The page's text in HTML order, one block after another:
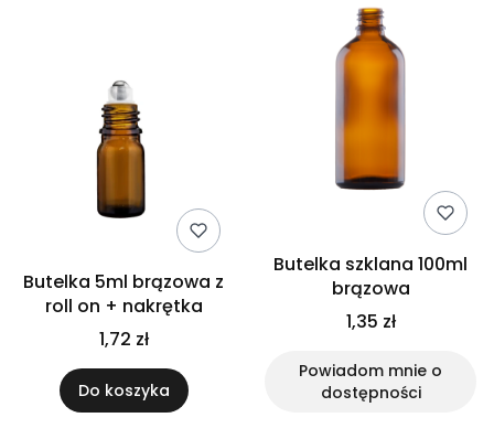
Butelka 5ml brązowa z
roll on + nakrętka
1,72 zł
Do koszyka
Butelka szklana 100ml
brązowa
1,35 zł
Powiadom mnie o
dostępności